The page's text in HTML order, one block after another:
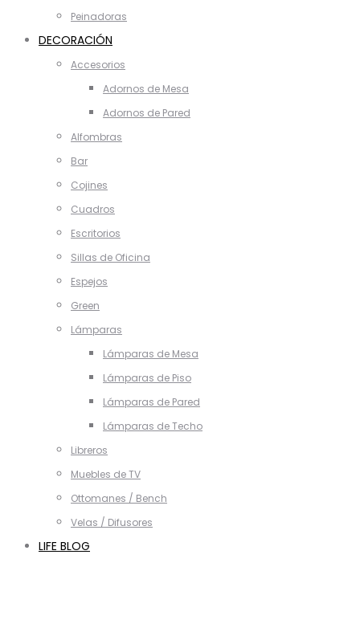
Peinadoras
DECORACIÓN
Accesorios
Adornos de Mesa
Adornos de Pared
Alfombras
Bar
Cojines
Cuadros
Escritorios
Sillas de Oficina
Espejos
Green
Lámparas
Lámparas de Mesa
Lámparas de Piso
Lámparas de Pared
Lámparas de Techo
Libreros
Muebles de TV
Ottomanes / Bench
Velas / Difusores
LIFE BLOG